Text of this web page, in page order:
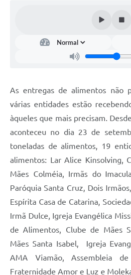
As entregas de alimentos não
várias entidades estão
àqueles que mais precisam.
aconteceu no dia 23 de
toneladas de alimentos, 19
alimentos: Lar Alice Kinsolving,
Mães Colméia, Irmãs do
Paróquia Santa Cruz, Dois
Espírita Casa de Catarina,
Irmã Dulce, Igreja Evangélica
de Alimentos, Clube de Mães
Mães Santa Isabel, Igreja
AMA Viamão, Assembleia
Fraternidade Amor e Luz e